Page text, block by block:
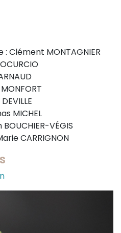
Clément MONTAGNIER
MICHEL
VÉGIS
CARRIGNON